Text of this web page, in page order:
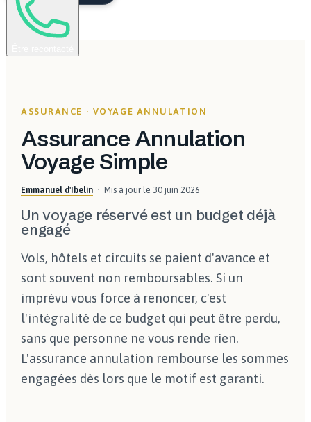
Espace Client
ASSURANCE · VOYAGE ANNULATION
Assurance Annulation
Voyage Simple
Emmanuel d'Ibelin Mis à jour le 30 juin 2026
Un voyage réservé est un budget déjà
engagé
Vols, hôtels et circuits se paient d'avance et
sont souvent non remboursables. Si un
imprévu vous force à renoncer, c'est
l'intégralité de ce budget qui peut être perdu,
sans que personne ne vous rende rien.
L'assurance annulation rembourse les sommes
engagées dès lors que le motif est garanti.